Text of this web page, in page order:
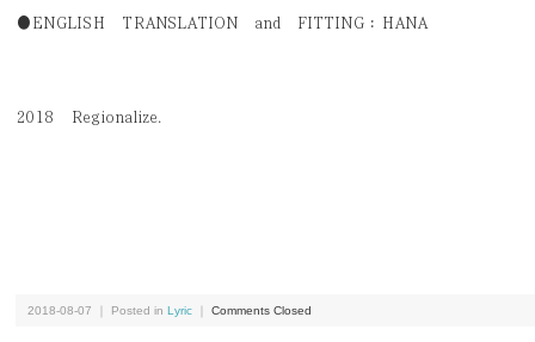
●ENGLISH TRANSLATION and FITTING：HANA
2018 Regionalize.
2018-08-07 ｜ Posted in Lyric Comments Closed